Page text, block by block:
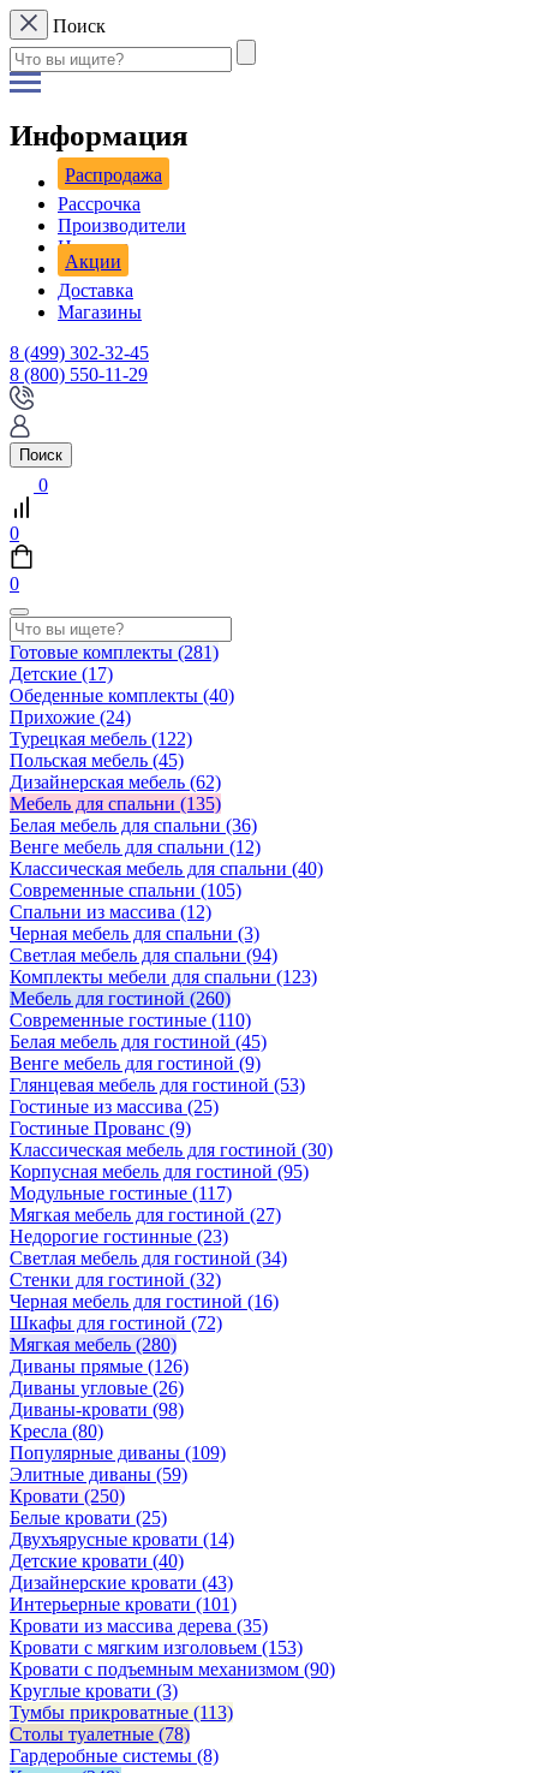
Поиск
Информация
Распродажа
Рассрочка
Производители
Новости
Акции
Доставка
Магазины
8 (499) 302-32-45
8 (800) 550-11-29
Поиск
0
0
0
Готовые комплекты (281)
Детские (17)
Обеденные комплекты (40)
Прихожие (24)
Турецкая мебель (122)
Польская мебель (45)
Дизайнерская мебель (62)
Мебель для спальни (135)
Белая мебель для спальни (36)
Венге мебель для спальни (12)
Классическая мебель для спальни (40)
Современные спальни (105)
Спальни из массива (12)
Черная мебель для спальни (3)
Светлая мебель для спальни (94)
Комплекты мебели для спальни (123)
Мебель для гостиной (260)
Современные гостиные (110)
Белая мебель для гостиной (45)
Венге мебель для гостиной (9)
Глянцевая мебель для гостиной (53)
Гостиные из массива (25)
Гостиные Прованс (9)
Классическая мебель для гостиной (30)
Корпусная мебель для гостиной (95)
Модульные гостиные (117)
Мягкая мебель для гостиной (27)
Недорогие гостинные (23)
Светлая мебель для гостиной (34)
Стенки для гостиной (32)
Черная мебель для гостиной (16)
Шкафы для гостиной (72)
Мягкая мебель (280)
Диваны прямые (126)
Диваны угловые (26)
Диваны-кровати (98)
Кресла (80)
Популярные диваны (109)
Элитные диваны (59)
Кровати (250)
Белые кровати (25)
Двухъярусные кровати (14)
Детские кровати (40)
Дизайнерские кровати (43)
Интерьерные кровати (101)
Кровати из массива дерева (35)
Кровати с мягким изголовьем (153)
Кровати с подъемным механизмом (90)
Круглые кровати (3)
Тумбы прикроватные (113)
Столы туалетные (78)
Гардеробные системы (8)